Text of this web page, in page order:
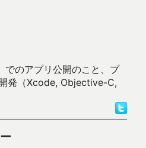
のアプリ公開のこと、プ
発（Xcode, Objective-C,